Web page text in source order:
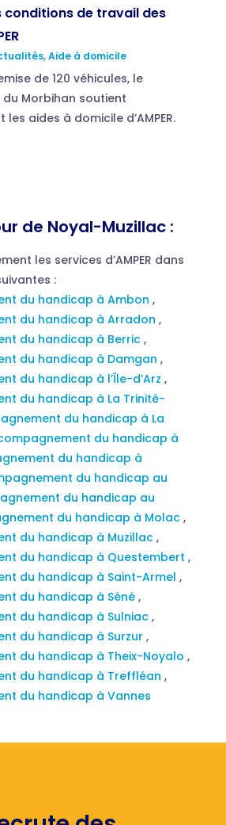
conditions de travail des
,Aide à domicile
de 120 véhicules, le
Morbihan soutient
aides à domicile d’AMPER.
de Noyal-Muzillac :
les services d’AMPER dans
:
du handicap à Ambon ,
du handicap à Arradon ,
du handicap à Berric ,
du handicap à Damgan ,
du handicap à l’Île-d’Arz ,
du handicap à La Trinité-
du handicap à La
du handicap à
du handicap à
du handicap au
du handicap au
du handicap à Molac ,
du handicap à Muzillac ,
du handicap à Questembert ,
du handicap à Saint-Armel ,
du handicap à Séné ,
du handicap à Sulniac ,
du handicap à Surzur ,
du handicap à Theix-Noyalo ,
du handicap à Treffléan ,
du handicap à Vannes